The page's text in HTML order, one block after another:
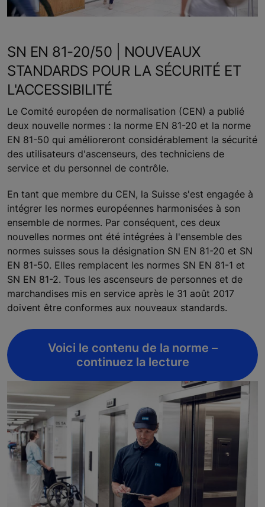
SN EN 81-20/50 | NOUVEAUX
STANDARDS POUR LA SÉCURITÉ ET
L'ACCESSIBILITÉ
Le Comité européen de normalisation (CEN) a publié
deux nouvelle normes : la norme EN 81-20 et la norme
EN 81-50 qui amélioreront considérablement la sécurité
des utilisateurs d'ascenseurs, des techniciens de
service et du personnel de contrôle.
En tant que membre du CEN, la Suisse s'est engagée à
intégrer les normes européennes harmonisées à son
ensemble de normes. Par conséquent, ces deux
nouvelles normes ont été intégrées à l'ensemble des
normes suisses sous la désignation SN EN 81-20 et SN
EN 81-50. Elles remplacent les normes SN EN 81-1 et
SN EN 81-2. Tous les ascenseurs de personnes et de
marchandises mis en service après le 31 août 2017
doivent être conformes aux nouveaux standards.
Voici le contenu de la norme –
continuez la lecture